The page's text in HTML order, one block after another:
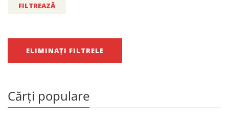
FILTREAZĂ
ELIMINAȚI FILTRELE
Cărți populare